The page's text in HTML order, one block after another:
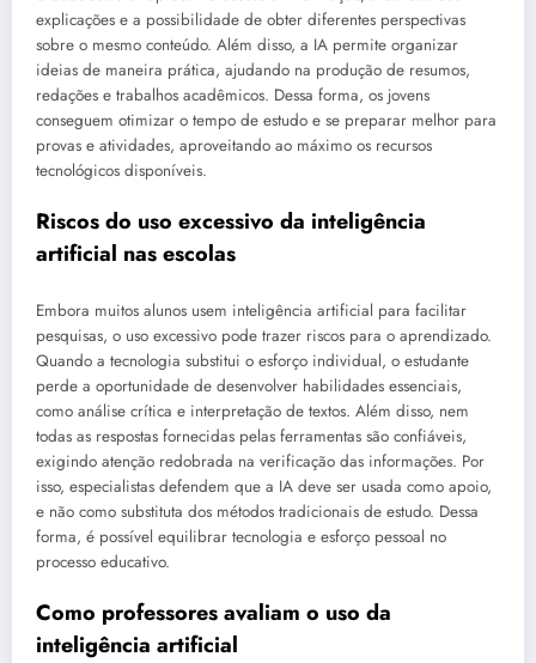
explicações e a possibilidade de obter diferentes perspectivas
sobre o mesmo conteúdo. Além disso, a IA permite organizar
ideias de maneira prática, ajudando na produção de resumos,
redações e trabalhos acadêmicos. Dessa forma, os jovens
conseguem otimizar o tempo de estudo e se preparar melhor para
provas e atividades, aproveitando ao máximo os recursos
tecnológicos disponíveis.
Riscos do uso excessivo da inteligência
artificial nas escolas
Embora muitos alunos usem inteligência artificial para facilitar
pesquisas, o uso excessivo pode trazer riscos para o aprendizado.
Quando a tecnologia substitui o esforço individual, o estudante
perde a oportunidade de desenvolver habilidades essenciais,
como análise crítica e interpretação de textos. Além disso, nem
todas as respostas fornecidas pelas ferramentas são confiáveis,
exigindo atenção redobrada na verificação das informações. Por
isso, especialistas defendem que a IA deve ser usada como apoio,
e não como substituta dos métodos tradicionais de estudo. Dessa
forma, é possível equilibrar tecnologia e esforço pessoal no
processo educativo.
Como professores avaliam o uso da
inteligência artificial